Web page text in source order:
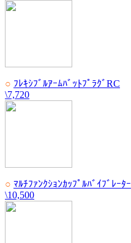
○ ﾌﾚｷｼﾌﾞﾙｱｰﾑﾊﾞｯﾄﾌﾟﾗｸﾞRC
\7,720
○ ﾏﾙﾁﾌｧﾝｸｼｮﾝｶｯﾌﾟﾙﾊﾞｲﾌﾞﾚｰﾀｰ
\10,500